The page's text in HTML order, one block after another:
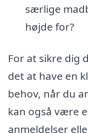
særlige
højde for?
For at sikre dig
det at have en
behov, når du
kan også være
anmeldelser